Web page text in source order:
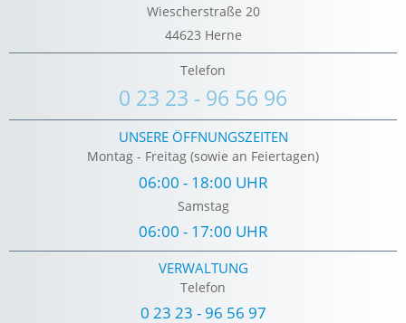
Wiescherstraße 20
44623 Herne
Telefon
0 23 23 - 96 56 96
UNSERE ÖFFNUNGSZEITEN
Montag - Freitag (sowie an Feiertagen)
06:00 - 18:00 UHR
Samstag
06:00 - 17:00 UHR
VERWALTUNG
Telefon
0 23 23 - 96 56 97